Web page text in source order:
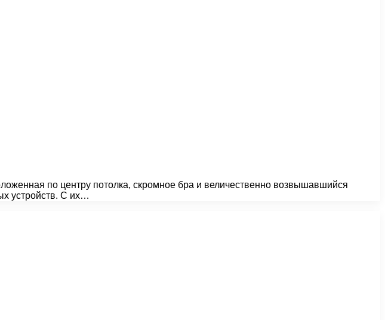
по центру потолка, скромное бра и величественно возвышавшийся
устройств. С их…